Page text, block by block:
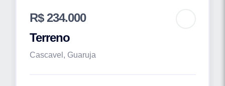
R$ 234.000
Terreno
Cascavel, Guaruja